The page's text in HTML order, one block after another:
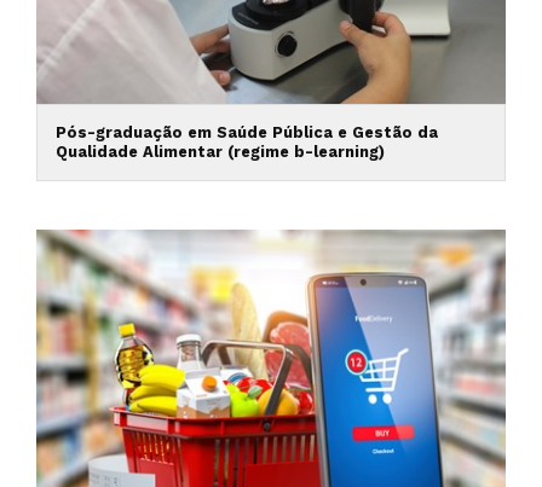
Pós-graduação em Saúde Pública e Gestão da
Qualidade Alimentar (regime b-learning)